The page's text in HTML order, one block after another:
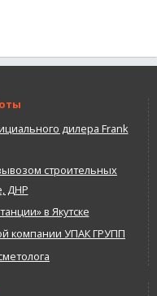
дилера Frank
строительных
ДНР
в Якутске
компании УПАК ГРУПП